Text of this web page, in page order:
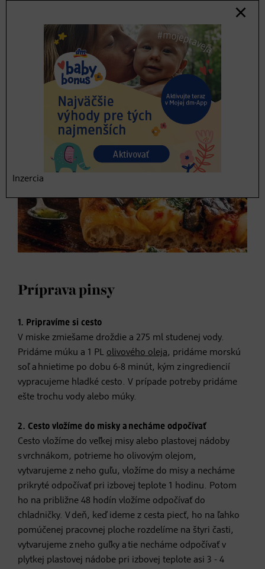
Cesto potrebuje odpočívať správne, ideálne je na
tento účel využiť misu alebo nádobu s vekom. Vrch
prípadne možno prikryť čistou utierkou.
Príprava pinsy
1. Pripravíme si cesto
V miske zmiešame droždie a 275 ml studenej vody.
Pridáme múku a 1 PL olivového oleja, pridáme morskú
soľ a hnietime po dobu 6-8 minút, kým z ingrediencií
vypracujeme hladké cesto. V prípade potreby pridáme
ešte trochu vody alebo múky.
2. Cesto vložíme do misky a necháme odpočívať
Cesto vložíme do veľkej misy alebo plastovej nádoby
s vrchnákom, potrieme ho olivovým olejom,
vytvarujeme z neho guľu, vložíme do misy a necháme
prikryté odpočívať pri izbovej teplote 1 hodinu. Potom
ho na približne 48 hodín vložíme odpočívať do
chladničky. V deň, keď ideme z cesta piecť, ho na ľahko
pomúčenej pracovnej ploche rozdelíme na štyri časti,
vytvarujeme z neho guľky a tie necháme odpočívať v
plytkej plastovej nádobe pri izbovej teplote asi 3 - 4
Inzercia